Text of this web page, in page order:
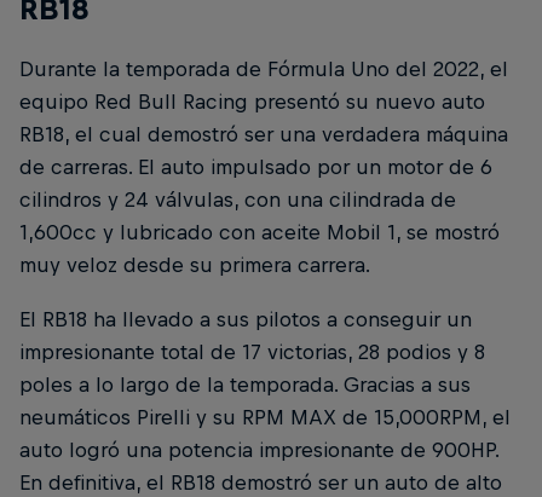
RB18
Durante la temporada de Fórmula Uno del 2022, el
equipo Red Bull Racing presentó su nuevo auto
RB18, el cual demostró ser una verdadera máquina
de carreras. El auto impulsado por un motor de 6
cilindros y 24 válvulas, con una cilindrada de
1,600cc y lubricado con aceite Mobil 1, se mostró
muy veloz desde su primera carrera.
El RB18 ha llevado a sus pilotos a conseguir un
impresionante total de 17 victorias, 28 podios y 8
poles a lo largo de la temporada. Gracias a sus
neumáticos Pirelli y su RPM MAX de 15,000RPM, el
auto logró una potencia impresionante de 900HP.
En definitiva, el RB18 demostró ser un auto de alto